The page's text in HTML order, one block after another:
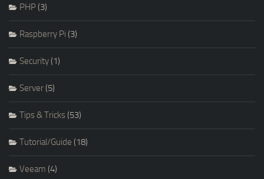
PHP(3)
Raspberry Pi (3)
Security(1)
Server(5)
Tips & Tricks(53)
Tutorial/Guide (18)
Veeam (4)